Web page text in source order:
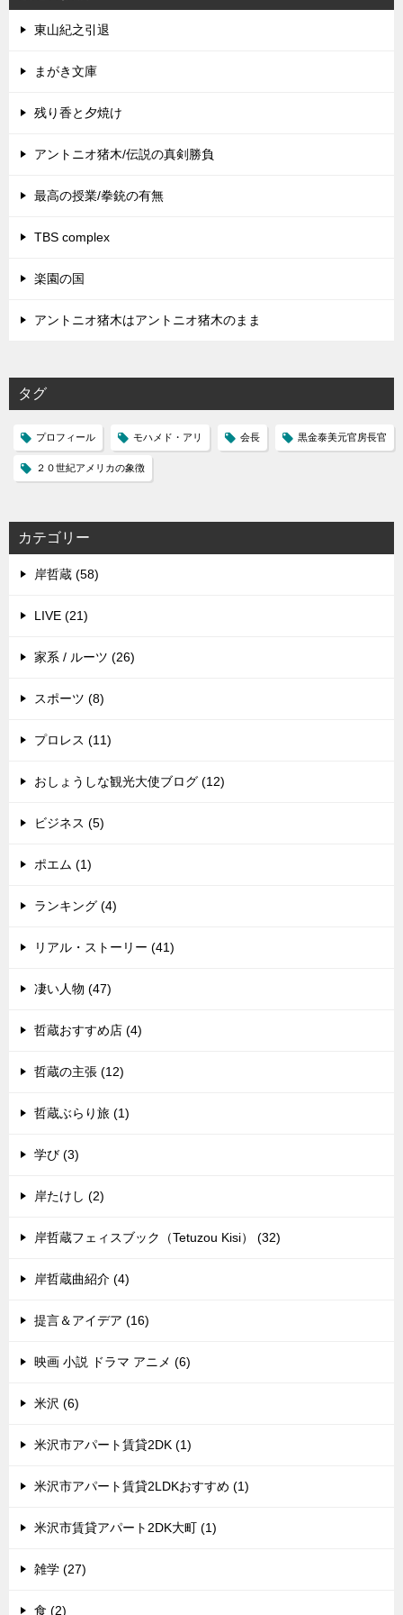
東山紀之引退
まがき文庫
残り香と夕焼け
アントニオ猪木/伝説の真剣勝負
最高の授業/拳銃の有無
TBS complex
楽園の国
アントニオ猪木はアントニオ猪木のまま
タグ
プロフィール モハメド・アリ 会長 黒金泰美元官房長官
２０世紀アメリカの象徴
カテゴリー
岸哲蔵 (58)
LIVE (21)
家系 / ルーツ (26)
スポーツ (8)
プロレス (11)
おしょうしな観光大使ブログ (12)
ビジネス (5)
ポエム (1)
ランキング (4)
リアル・ストーリー (41)
凄い人物 (47)
哲蔵おすすめ店 (4)
哲蔵の主張 (12)
哲蔵ぶらり旅 (1)
学び (3)
岸たけし (2)
岸哲蔵フェィスブック（Tetuzou Kisi） (32)
岸哲蔵曲紹介 (4)
提言＆アイデア (16)
映画 小説 ドラマ アニメ (6)
米沢 (6)
米沢市アパート賃貸2DK (1)
米沢市アパート賃貸2LDKおすすめ (1)
米沢市賃貸アパート2DK大町 (1)
雑学 (27)
食 (2)